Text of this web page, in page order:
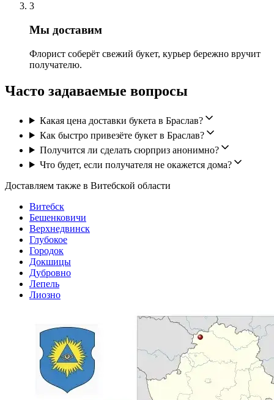
3
Мы доставим
Флорист соберёт свежий букет, курьер бережно вручит
получателю.
Часто задаваемые вопросы
Какая цена доставки букета в Браслав?
Как быстро привезёте букет в Браслав?
Получится ли сделать сюрприз анонимно?
Что будет, если получателя не окажется дома?
Доставляем также в Витебской области
Витебск
Бешенковичи
Верхнедвинск
Глубокое
Городок
Докшицы
Дубровно
Лепель
Лиозно